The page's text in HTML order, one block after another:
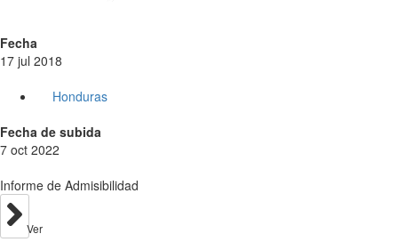
Fecha
17 jul 2018
Honduras
Fecha de subida
7 oct 2022
Informe de Admisibilidad
Ver